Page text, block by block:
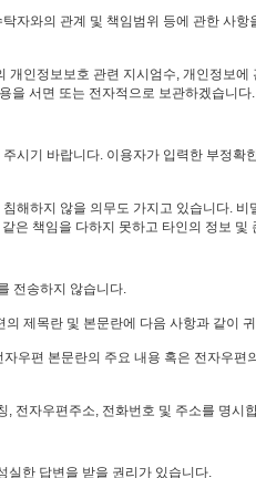
자와의 관계 및 책임범위 등에 관한 사
인정보보호 관련 지시엄수, 개인정보
을 서면 또는 전자적으로 보관하겠습니다.
시기 바랍니다. 이용자가 입력한 부정
해하지 않을 의무도 가지고 있습니다.
은 책임을 다하지 못하고 타인의 정보
전송하지 않습니다.
제목란 및 본문란에 다음 사항과 같이
우편 본문란의 주요 내용 혹은 전자우편
전자우편주소, 전화번호 및 주소를 명시
실한 답변을 받을 권리가 있습니다.